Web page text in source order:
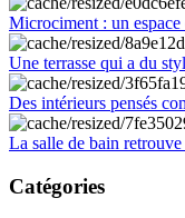
Microciment : un
Une terrasse qui a du
Des intérieurs pensés
La salle de bain
Catégories